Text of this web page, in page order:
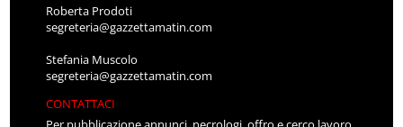
Roberta Prodoti
segreteria@gazzettamatin.com
Stefania Muscolo
segreteria@gazzettamatin.com
CONTATTACI